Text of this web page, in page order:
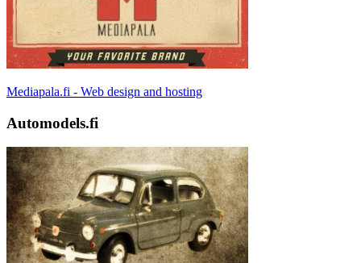
Mediapala.fi - Web design and hosting
Automodels.fi